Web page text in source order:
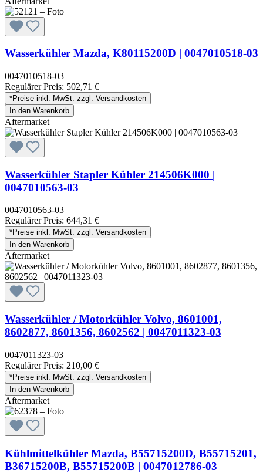
Wasserkühler Mazda, K80115200D | 0047010518-03
0047010518-03
Regulärer Preis: 502,71 €
*Preise inkl. MwSt. zzgl. Versandkosten
In den Warenkorb
Aftermarket
Wasserkühler Stapler Kühler 214506K000 |
0047010563-03
0047010563-03
Regulärer Preis: 644,31 €
*Preise inkl. MwSt. zzgl. Versandkosten
In den Warenkorb
Aftermarket
Wasserkühler / Motorkühler Volvo, 8601001,
8602877, 8601356, 8602562 | 0047011323-03
0047011323-03
Regulärer Preis: 210,00 €
*Preise inkl. MwSt. zzgl. Versandkosten
In den Warenkorb
Aftermarket
Kühlmittelkühler Mazda, B55715200D, B55715201,
B36715200B, B55715200B | 0047012786-03